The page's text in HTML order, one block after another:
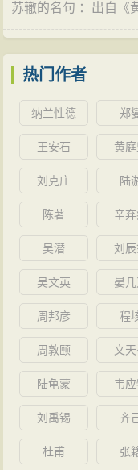
元祐六年（1091年
丞。当时苏轼遭人
札，也乞外任，但未
充任册皇后告期使
十一月，朝廷因郊
元祐八年（1093
势。
贬官，削去职名任
都在朝廷任职，再
免离开，州里父老
不断。八月，到真
苏辙的名句 ：出自《
热门作者
纳兰性德 郑
王安石 黄
刘克庄 陆
陈著 辛
吴潜 刘辰
吴文英 晏
周邦彦 程
周敦颐 文
陆龟蒙 韦
刘禹锡 齐
杜甫 张